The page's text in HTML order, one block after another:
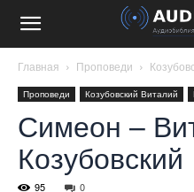
Главная Проповеди
Проповеди Козубовский Виталий
Симеон –
Козубовский
95 0